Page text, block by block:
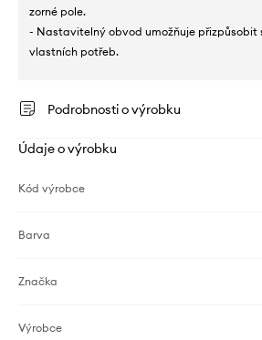
zorné pole.
- Nastavitelný obvod umožňuje přizpůsobit
vlastních potřeb.
Podrobnosti o výrobku
Údaje o výrobku
Kód výrobce
Barva
Značka
Výrobce